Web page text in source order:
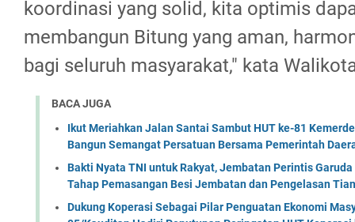
koordinasi yang solid, kita optimis
membangun Bitung yang aman,
bagi seluruh masyarakat," kata
BACA JUGA
Ikut Meriahkan Jalan Santai Sambut HUT ke-81
Bangun Semangat Persatuan Bersama Pemerintah
Bakti Nyata TNI untuk Rakyat, Jembatan Perintis
Tahap Pemasangan Besi Jembatan dan Pengelasan
Dukung Koperasi Sebagai Pilar Penguatan Ekonomi